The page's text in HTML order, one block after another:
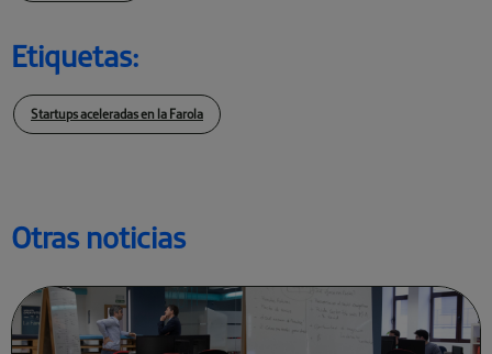
Otras noticias
Etiquetas:
Startups aceleradas en la Farola